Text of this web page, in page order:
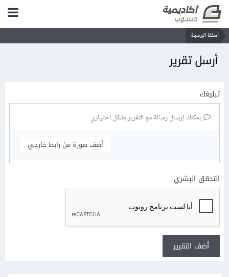
أسئلة البرمجة
أرسل تقرير
تبليغك
يمكنك إرسال رسالة مع التقرير بشكل اختياري
أضف صورة من رابط خارجي
التحقق البشري
أضف التقرير